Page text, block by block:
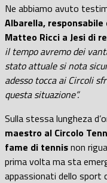
Ne abbiamo avuto
Albarella,
Matteo Ricci a Jesi di
il tempo avremo dei
stato attuale si nota
adesso tocca ai Circoli
questa situazione”.
Sulla stessa lungheza
maestro al Circolo
fame di tennisnon
prima volta ma sta
appassionati dello sport